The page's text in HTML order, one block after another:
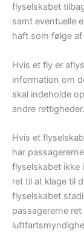
flyselskabet
samt eventuelle
haft som følge
Hvis et fly er
information om
skal indeholde
andre rettigheder.
Hvis et
har
flyselskabet ikke
ret til at klage til
flyselskabet
passagererne